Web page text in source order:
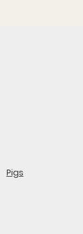
Pigs